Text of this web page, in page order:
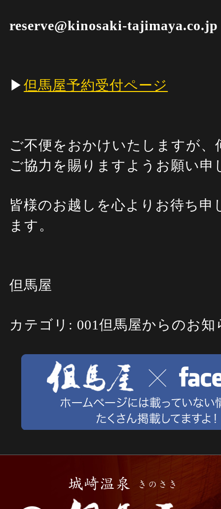
reserve@kinosaki-tajimaya.co.jp
▶︎但馬屋予約受付ページ
ご不便をおかけいたしますが、
ご協力を賜りますようお願い申
皆様のお越しを心よりお待ち申
ます。
但馬屋
カテゴリ: 001但馬屋からのお知